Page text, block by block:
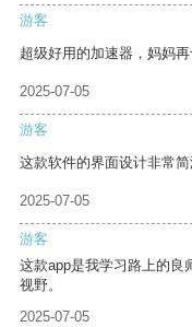
游客
超级好用的加速器，妈妈
2025-07-05
游客
这款软件的界面设计非常简
2025-07-05
游客
这款app是我学习路上的良
视野。
2025-07-05